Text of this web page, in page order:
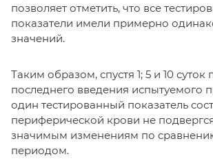
позволяет отметить, что все
показатели имели примерно
значений.
Таким образом, спустя 1; 5 и 10 суток
последнего введения испытуемого
один тестированный показатель
периферической крови не
значимым изменениям по
периодом.